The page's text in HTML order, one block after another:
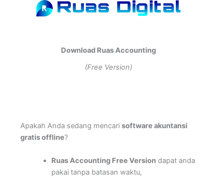
Download Ruas Accounting
(Free Version)
Apakah Anda sedang mencari software akuntansi
gratis offline?
Ruas Accounting Free Versiondapat anda
pakai tanpa batasan waktu,